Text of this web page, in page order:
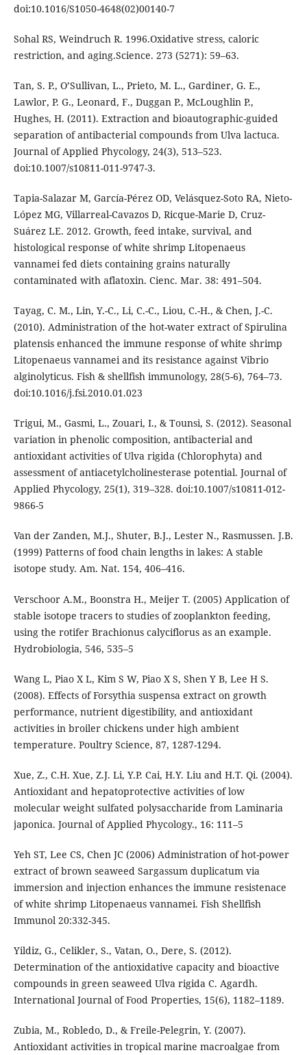
doi:10.1016/S1050-4648(02)00140-7
Sohal RS, Weindruch R. 1996.Oxidative stress, caloric
restriction, and aging.Science. 273 (5271): 59–63.
Tan, S. P., O’Sullivan, L., Prieto, M. L., Gardiner, G. E.,
Lawlor, P. G., Leonard, F., Duggan P., McLoughlin P.,
Hughes, H. (2011). Extraction and bioautographic-guided
separation of antibacterial compounds from Ulva lactuca.
Journal of Applied Phycology, 24(3), 513–523.
doi:10.1007/s10811-011-9747-3.
Tapia-Salazar M, García-Pérez OD, Velásquez-Soto RA, Nieto-
López MG, Villarreal-Cavazos D, Ricque-Marie D, Cruz-
Suárez LE. 2012. Growth, feed intake, survival, and
histological response of white shrimp Litopenaeus
vannamei fed diets containing grains naturally
contaminated with aflatoxin. Cienc. Mar. 38: 491–504.
Tayag, C. M., Lin, Y.-C., Li, C.-C., Liou, C.-H., & Chen, J.-C.
(2010). Administration of the hot-water extract of Spirulina
platensis enhanced the immune response of white shrimp
Litopenaeus vannamei and its resistance against Vibrio
alginolyticus. Fish & shellfish immunology, 28(5-6), 764–73.
doi:10.1016/j.fsi.2010.01.023
Trigui, M., Gasmi, L., Zouari, I., & Tounsi, S. (2012). Seasonal
variation in phenolic composition, antibacterial and
antioxidant activities of Ulva rigida (Chlorophyta) and
assessment of antiacetylcholinesterase potential. Journal of
Applied Phycology, 25(1), 319–328. doi:10.1007/s10811-012-
9866-5
Van der Zanden, M.J., Shuter, B.J., Lester N., Rasmussen. J.B.
(1999) Patterns of food chain lengths in lakes: A stable
isotope study. Am. Nat. 154, 406–416.
Verschoor A.M., Boonstra H., Meijer T. (2005) Application of
stable isotope tracers to studies of zooplankton feeding,
using the rotifer Brachionus calyciflorus as an example.
Hydrobiologia, 546, 535–5
Wang L, Piao X L, Kim S W, Piao X S, Shen Y B, Lee H S.
(2008). Effects of Forsythia suspensa extract on growth
performance, nutrient digestibility, and antioxidant
activities in broiler chickens under high ambient
temperature. Poultry Science, 87, 1287-1294.
Xue, Z., C.H. Xue, Z.J. Li, Y.P. Cai, H.Y. Liu and H.T. Qi. (2004).
Antioxidant and hepatoprotective activities of low
molecular weight sulfated polysaccharide from Laminaria
japonica. Journal of Applied Phycology., 16: 111–5
Yeh ST, Lee CS, Chen JC (2006) Administration of hot-power
extract of brown seaweed Sargassum duplicatum via
immersion and injection enhances the immune resistenace
of white shrimp Litopenaeus vannamei. Fish Shellfish
Immunol 20:332-345.
Yildiz, G., Celikler, S., Vatan, O., Dere, S. (2012).
Determination of the antioxidative capacity and bioactive
compounds in green seaweed Ulva rigida C. Agardh.
International Journal of Food Properties, 15(6), 1182–1189.
Zubia, M., Robledo, D., & Freile-Pelegrin, Y. (2007).
Antioxidant activities in tropical marine macroalgae from